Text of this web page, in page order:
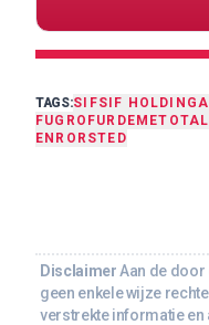
TAGS:SIFSIF HOLDING
FUGRO FUR DEME
ENR ORSTED
Disclaimer Aan de
geen enkele wijze
verstrekte informatie